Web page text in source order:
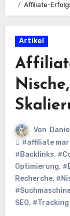
Affiliate-
Artikel
Von
#affiliate
#Backlinks,
Optimierung,
Recherche,
SEO,